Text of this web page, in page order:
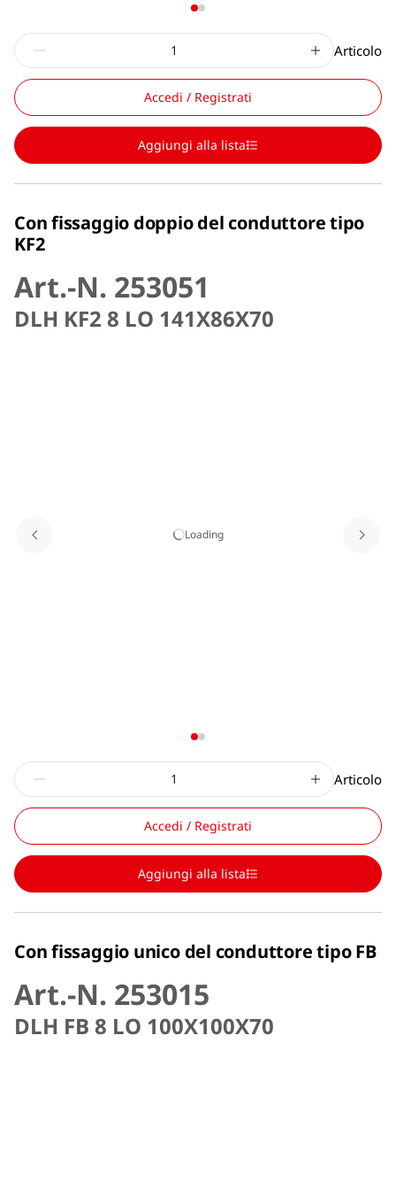
Articolo
Accedi / Registrati
Aggiungi alla lista
Con fissaggio doppio del conduttore tipo
KF2
Art.-N. 253051
DLH KF2 8 LO 141X86X70
Loading
Articolo
Accedi / Registrati
Aggiungi alla lista
Con fissaggio unico del conduttore tipo FB
Art.-N. 253015
DLH FB 8 LO 100X100X70